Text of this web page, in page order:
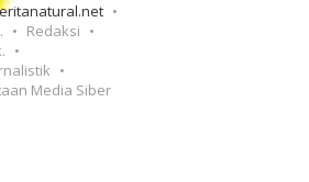
Redaksi
Media Siber